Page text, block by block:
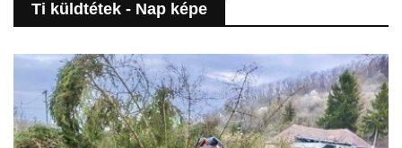
Ti küldtétek - Nap képe